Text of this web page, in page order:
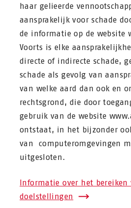
haar gelieerde
aansprakelijk voor schade
de informatie op de website
Voorts is elke
directe of indirecte schade,
schade als gevolg van
van welke aard dan ook en
rechtsgrond, die door
gebruik van de website
ontstaat, in het bijzonder
van computeromgevingen
uitgesloten.
Informatie over het
doelstellingen